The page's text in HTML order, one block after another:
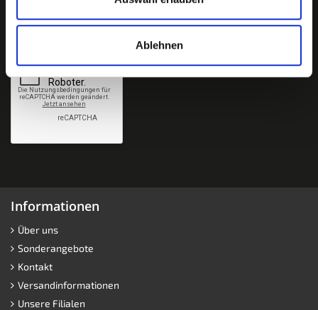
Ablehnen
Informationen
Über uns
Sonderangebote
Kontakt
Versandinformationen
Unsere Filialen